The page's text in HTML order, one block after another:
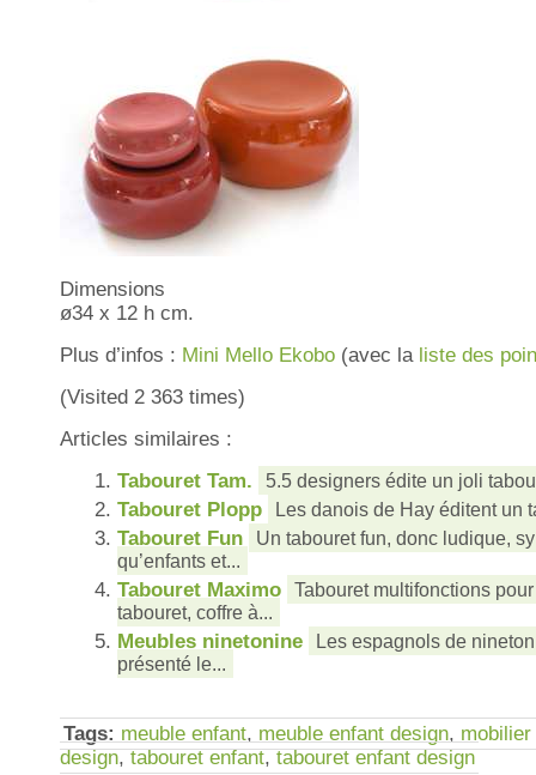
Dimensions
ø34 x 12 h cm.
Plus d’infos : Mini Mello Ekobo (avec la liste des
(Visited 2 363 times)
Articles similaires :
Tabouret Tam.
5.5 designers édite un joli
Tabouret Plopp Les danois de Hay éditent un
Tabouret Fun Un tabouret fun, donc ludique,
qu’enfants et...
Tabouret Maximo
Tabouret multifonctions
tabouret, coffre à...
Meubles ninetonine
Les espagnols de
présenté le...
Tags: meuble enfant, meuble enfant design,
design, tabouret enfant, tabouret enfant design